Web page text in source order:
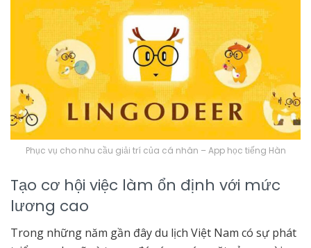
Phục vụ cho nhu cầu giải trí của cá nhân – App học tiếng Hàn
Tạo cơ hội việc làm ổn định với mức
lương cao
Trong những năm gần đây du lịch Việt Nam có sự phát